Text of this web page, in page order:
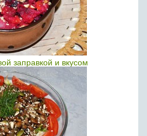
заправкой и вкусом